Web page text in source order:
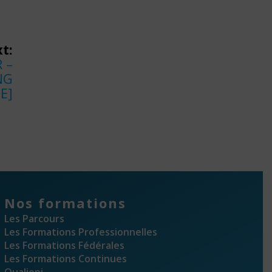
–
Nos formations
Les Parcours
Les Formations Professionnelles
Les Formations Fédérales
Les Formations Continues